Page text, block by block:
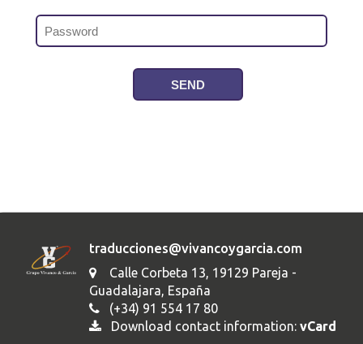
traducciones@vivancoygarcia.com
Calle Corbeta 13, 19129 Pareja -
Guadalajara, España
(+34) 91 554 17 80
Download contact information: vCard